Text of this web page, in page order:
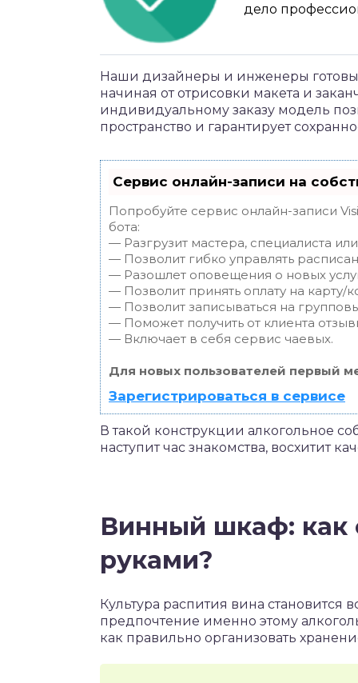
дело
Наши дизайнеры и инженеры
начиная от отрисовки макета и
индивидуальному заказу модель
пространство и гарантирует
Сервис онлайн-записи на
Попробуйте сервис онлайн-записи
бота:
— Разгрузит мастера, специалиста
— Позволит гибко управлять
— Разошлет оповещения о новых
— Позволит принять оплату на карту/
— Позволит записываться на
— Поможет получить от клиента
— Включает в себя сервис чаевых.
Для новых пользователей первый
Зарегистрироваться в сервисе
В такой конструкции алкогольное
наступит час знакомства, восхитит
Винный шкаф: как
руками?
Культура распития вина
предпочтение именно этому
как правильно организовать